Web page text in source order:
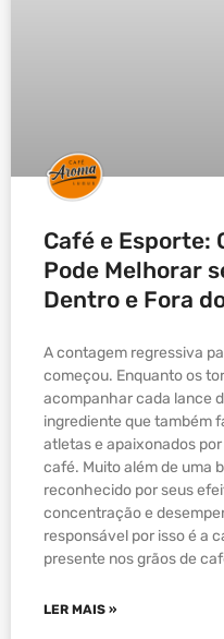
Café e Esporte:
Pode Melhorar
Dentro e Fora
A contagem regressiva
começou. Enquanto os
acompanhar cada lance
ingrediente que também
atletas e apaixonados
café. Muito além de uma
reconhecido por seus
concentração e
responsável por isso é a
presente nos grãos de
LER MAIS »